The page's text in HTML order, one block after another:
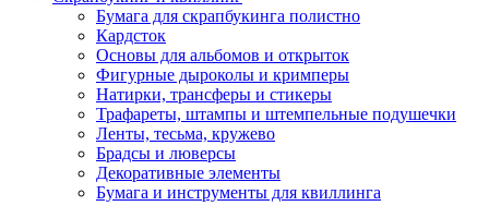
Бумага для скрапбукинга полистно
Кардсток
Основы для альбомов и открыток
Фигурные дыроколы и кримперы
Натирки, трансферы и стикеры
Трафареты, штампы и штемпельные подушечки
Ленты, тесьма, кружево
Брадсы и люверсы
Декоративные элементы
Бумага и инструменты для квиллинга